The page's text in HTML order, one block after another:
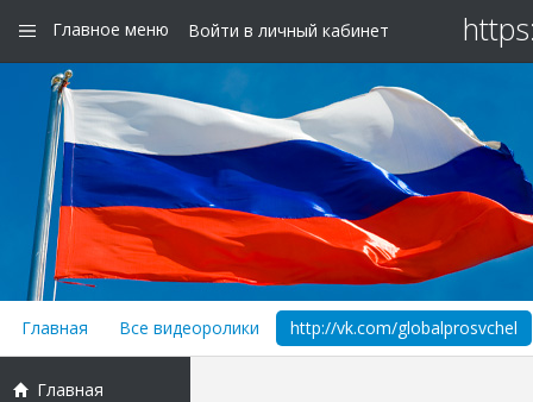
Главное меню Войти в личный кабинет
Главная Все видеоролики http://vk.com/globalprosvchel
Главная